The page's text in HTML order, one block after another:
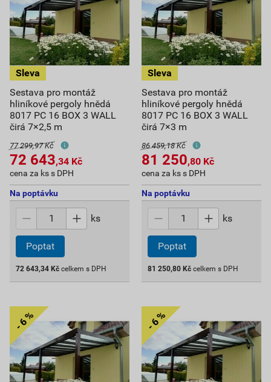
Sestava pro montáž
hliníkové pergoly hnědá
8017 PC 16 BOX 3 WALL
čirá 7×2,5 m
77 299,97 Kč
72 643,34 Kč
cena za ks s DPH
Na poptávku
ks
Poptat
72 643,34 Kč celkem s DPH
Sestava pro montáž
hliníkové pergoly hnědá
8017 PC 16 BOX 3 WALL
čirá 7×3 m
86 459,18 Kč
81 250,80 Kč
cena za ks s DPH
Na poptávku
ks
Poptat
81 250,80 Kč celkem s DPH